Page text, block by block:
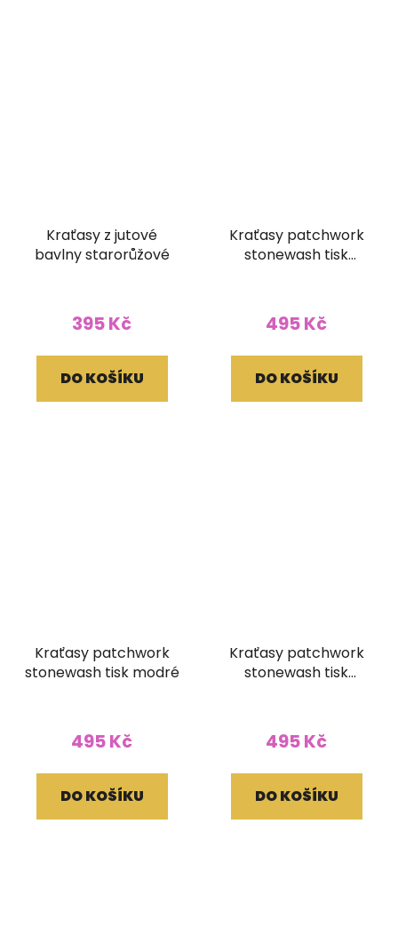
Kraťasy z jutové
bavlny starorůžové
395 Kč
DO KOŠÍKU
Kraťasy patchwork
stonewash tisk
495 Kč
DO KOŠÍKU
Kraťasy patchwork
stonewash tisk modré
495 Kč
DO KOŠÍKU
Kraťasy patchwork
stonewash tisk
495 Kč
DO KOŠÍKU